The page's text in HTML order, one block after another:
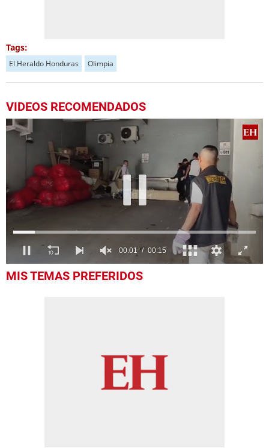
Tags:
El Heraldo Honduras Olimpia
VIDEOS RECOMENDADOS
seconds
MIS TEMAS PREFERIDOS